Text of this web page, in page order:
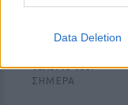
Data Deletion
Η παρουσιάστρια
ταλέντο του.
ΣΉΜΕΡΑ